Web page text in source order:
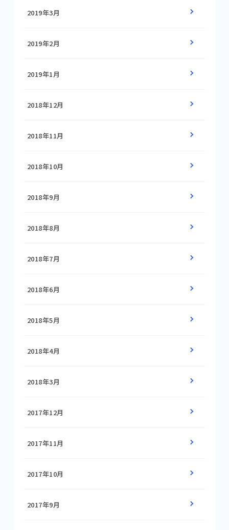
2019年3月
2019年2月
2019年1月
2018年12月
2018年11月
2018年10月
2018年9月
2018年8月
2018年7月
2018年6月
2018年5月
2018年4月
2018年3月
2017年12月
2017年11月
2017年10月
2017年9月